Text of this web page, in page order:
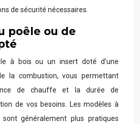
de sécurité nécessaires.
poêle ou de
à bois ou un insert doté d’une
la combustion, vous permettant
de chauffe et la durée de
de vos besoins. Les modèles à
généralement plus pratiques